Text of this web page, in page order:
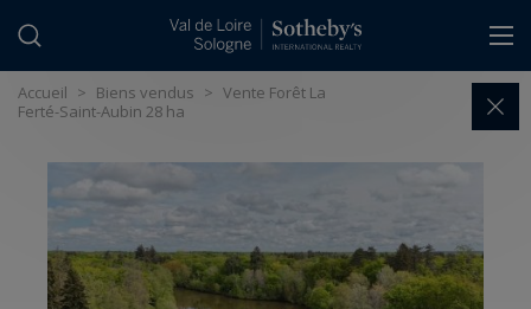
Accueil > Biens vendus > Vente Forêt La
Ferté-Saint-Aubin 28 ha